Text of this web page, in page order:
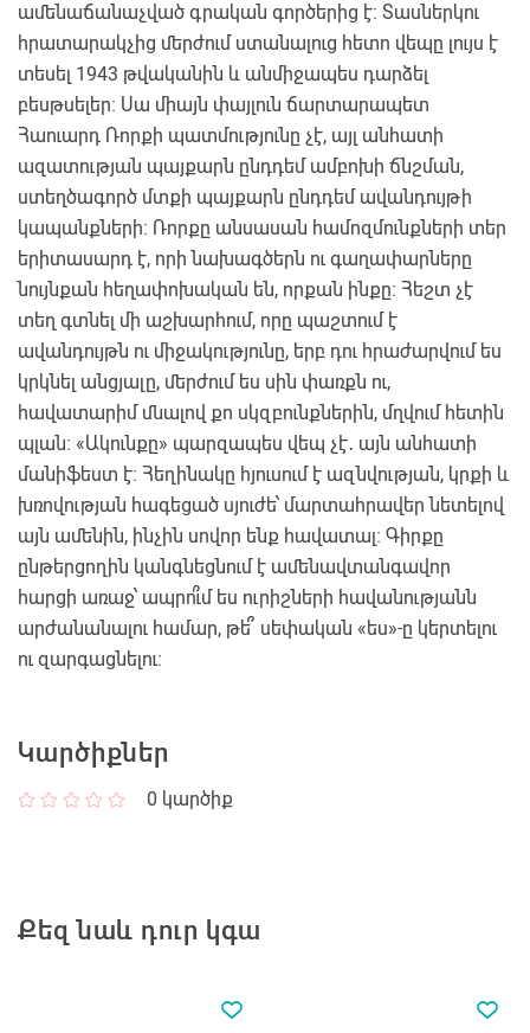
ամենաճանաչված գրական գործերից է։ Տասներկու
հրատարակչից մերժում ստանալուց հետո վեպը լույս է
տեսել 1943 թվականին և անմիջապես դարձել
բեսթսելեր։ Սա միայն փայլուն ճարտարապետ
Հաուարդ Ռորքի պատմությունը չէ, այլ անհատի
ազատության պայքարն ընդդեմ ամբոխի ճնշման,
ստեղծագործ մտքի պայքարն ընդդեմ ավանդույթի
կապանքների։ Ռորքը անսասան համոզմունքների տեր
երիտասարդ է, որի նախագծերն ու գաղափարները
նույնքան հեղափոխական են, որքան ինքը։ Հեշտ չէ
տեղ գտնել մի աշխարհում, որը պաշտում է
ավանդույթն ու միջակությունը, երբ դու հրաժարվում ես
կրկնել անցյալը, մերժում ես սին փառքն ու,
հավատարիմ մնալով քո սկզբունքներին, մղվում հետին
պլան։ «Ակունքը» պարզապես վեպ չէ․ այն անհատի
մանիֆեստ է։ Հեղինակը հյուսում է ազնվության, կրքի և
խռովության հագեցած սյուժե՝ մարտահրավեր նետելով
այն ամենին, ինչին սովոր ենք հավատալ։ Գիրքը
ընթերցողին կանգնեցնում է ամենավտանգավոր
հարցի առաջ՝ ապրո՞ւմ ես ուրիշների հավանությանն
արժանանալու համար, թե՞ սեփական «ես»-ը կերտելու
ու զարգացնելու։
Կարծիքներ
0 կարծիք
Քեզ նաև դուր կգա